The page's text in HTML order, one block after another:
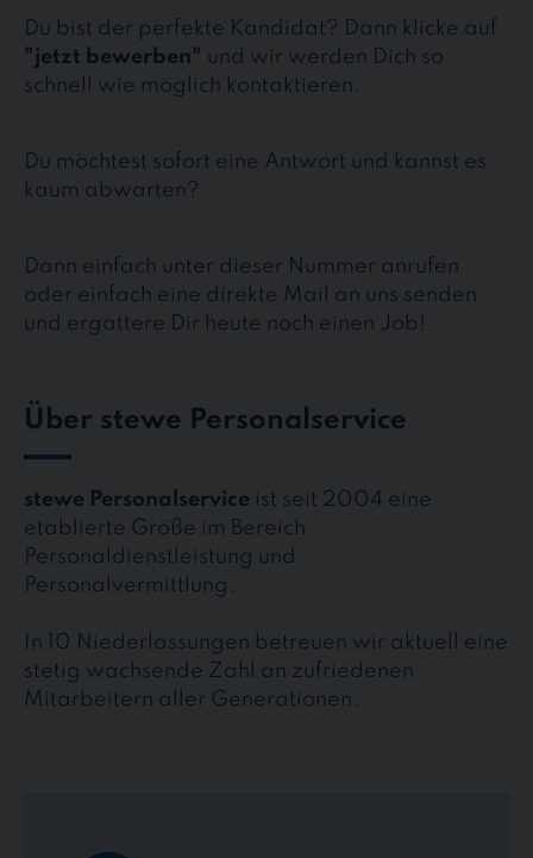
Du bist der perfekte Kandidat? Dann klicke auf
"jetzt bewerben" und wir werden Dich so
schnell wie möglich kontaktieren.
Du möchtest sofort eine Antwort und kannst es
kaum abwarten?
Dann einfach unter dieser Nummer anrufen
oder einfach eine direkte Mail an uns senden
und ergattere Dir heute noch einen Job!
Über stewe Personalservice
stewe Personalservice ist seit 2004 eine
etablierte Größe im Bereich
Personaldienstleistung und
Personalvermittlung.
In 10 Niederlassungen betreuen wir aktuell eine
stetig wachsende Zahl an zufriedenen
Mitarbeitern aller Generationen.